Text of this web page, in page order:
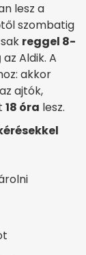
lesz a
szombatig
reggel 8-
az Aldik. A
akkor
ajtók,
18 óra lesz.